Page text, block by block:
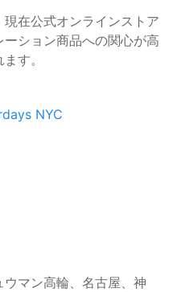
在公式オンラインストア
ション商品への関心が高
す。
NYC
マン高輪、名古屋、神